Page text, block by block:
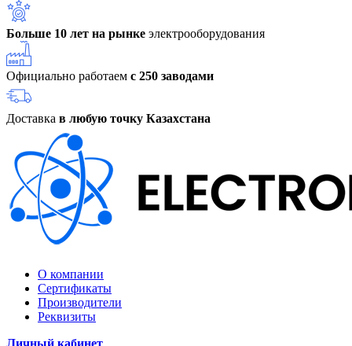
Больше 10 лет на рынке электрооборудования
Официально работаем с 250 заводами
Доставка в любую точку Казахстана
О компании
Сертификаты
Производители
Реквизиты